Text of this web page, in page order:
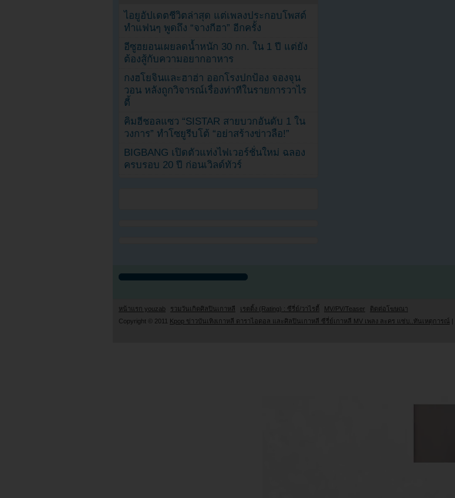
ไอยูอัปเดตชีวิตล่าสุด แต่เพลงประกอบโพสต์
ทำแฟนๆ พูดถึง “จางกีฮา” อีกครั้ง
อีซูฮยอนเผยลดน้ำหนัก 30 กก. ใน 1 ปี แต่ยัง
ต้องสู้กับความอยากอาหาร
กงฮโยจินและฮาฮ่า ออกโรงปกป้อง จองจุน
วอน หลังถูกวิจารณ์เรื่องท่าทีในรายการวาไร
ตี้
คิมฮีชอลแซว “SISTAR สายบวกอันดับ 1 ใน
วงการ” ทำโซยูรีบโต้ “อย่าสร้างข่าวลือ!”
BIGBANG เปิดตัวแท่งไฟเวอร์ชั่นใหม่ ฉลอง
ครบรอบ 20 ปี ก่อนเวิลด์ทัวร์
หน้าแรก youzab รวมวันเกิดศิลปินเกาหลี เรตติ้ง (Rating) : ซีรี่ย์/วาไรตี้ MV/PV/Teaser ติดต่อโฆษณา
Copyright © 2011 Kpop ข่าวบันเทิงเกาหลี ดาราไอดอล และศิลปินเกาหลี ซีรี่ย์เกาหลี MV เพลง ละคร แซ่บ..ทันเหตุการณ์ |